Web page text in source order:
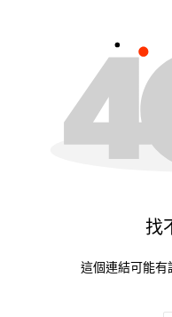
找
這個連結可能有